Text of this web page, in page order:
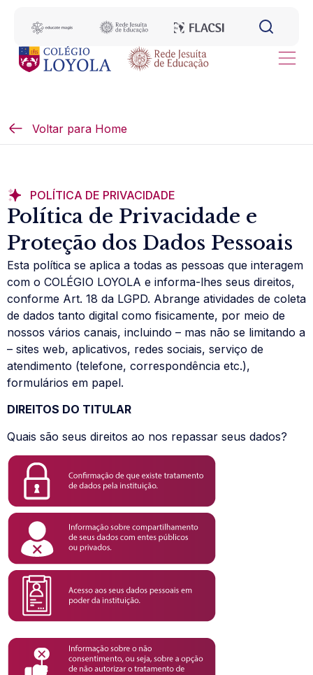
Voltar para Home
POLÍTICA DE PRIVACIDADE
Política de Privacidade e
Proteção dos Dados Pessoais
Esta política se aplica a todas as pessoas que interagem
com o COLÉGIO LOYOLA e informa-lhes seus direitos,
conforme Art. 18 da LGPD. Abrange atividades de coleta
de dados tanto digital como fisicamente, por meio de
nossos vários canais, incluindo – mas não se limitando a
– sites web, aplicativos, redes sociais, serviço de
atendimento (telefone, correspondência etc.),
formulários em papel.
DIREITOS DO TITULAR
Quais são seus direitos ao nos repassar seus dados?